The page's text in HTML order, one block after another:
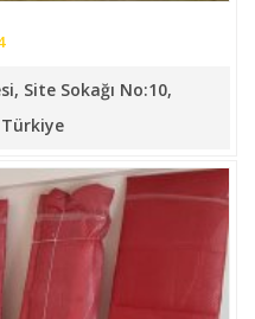
Site Sokağı No:10,